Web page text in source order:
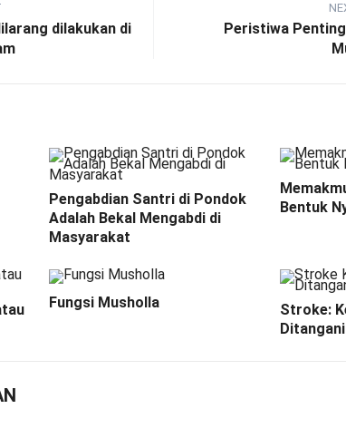
dilakukan di
Peristiwa
Pengabdian Santri di Pondok
Adalah Bekal Mengabdi di
Masyarakat
Bentuk
Fungsi Musholla
Stroke: